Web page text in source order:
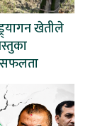
खेतीले
सफलता